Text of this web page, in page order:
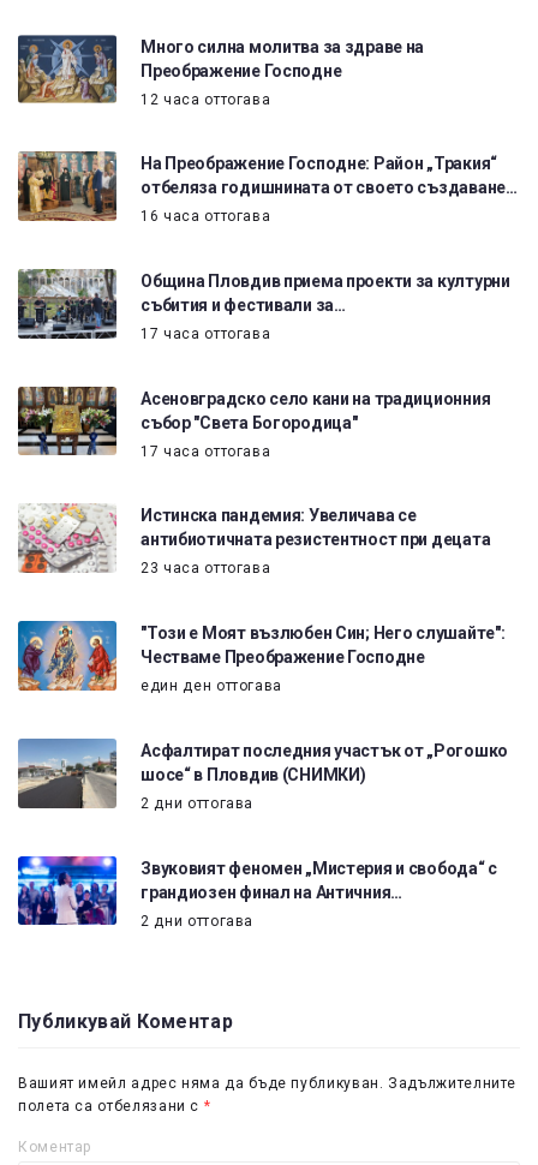
Много силна молитва за здраве на
Преображение Господне
12 часа оттогава
На Преображение Господне: Район „Тракия“
отбеляза годишнината от своето създаване…
16 часа оттогава
Община Пловдив приема проекти за културни
събития и фестивали за…
17 часа оттогава
Асеновградско село кани на традиционния
събор "Света Богородица"
17 часа оттогава
Истинска пандемия: Увеличава се
антибиотичната резистентност при децата
23 часа оттогава
"Този е Моят възлюбен Син; Него слушайте":
Честваме Преображение Господне
един ден оттогава
Асфалтират последния участък от „Рогошко
шосе“ в Пловдив (СНИМКИ)
2 дни оттогава
Звуковият феномен „Мистерия и свобода“ с
грандиозен финал на Античния…
2 дни оттогава
Публикувай Коментар
Вашият имейл адрес няма да бъде публикуван. Задължителните
полета са отбелязани с *
Коментар